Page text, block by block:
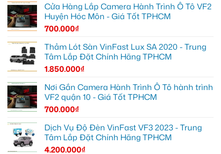
Cửa Hàng Lắp Camera Hành Trình Ô Tô VF2
Huyện Hóc Môn - Giá Tốt TPHCM
700.000₫
Thảm Lót Sàn VinFast Lux SA 2020 - Trung
Tâm Lắp Đặt Chính Hãng TPHCM
1.850.000₫
Nơi Gắn Camera Hành Trình Ô Tô hành trình
VF2 quận 10 - Giá Tốt TPHCM
700.000₫
Dịch Vụ Độ Đèn VinFast VF3 2023 - Trung
Tâm Lắp Đặt Chính Hãng TPHCM
4.200.000₫